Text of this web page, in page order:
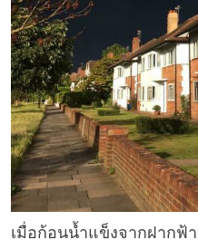
เมื่อก้อนน้ำแข็งจากฝากฟ้